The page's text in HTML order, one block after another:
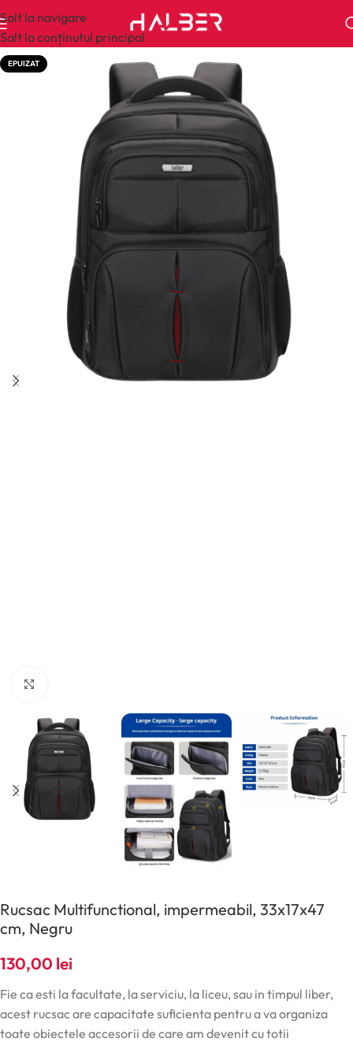
Salt la navigare
Salt la conținutul principal
EPUIZAT
Rucsac Multifunctional, impermeabil, 33x17x47
cm, Negru
130,00 lei
Fie ca esti la facultate, la serviciu, la liceu, sau in timpul liber,
acest rucsac are capacitate suficienta pentru a va organiza
toate obiectele accesorii de care am devenit cu totii